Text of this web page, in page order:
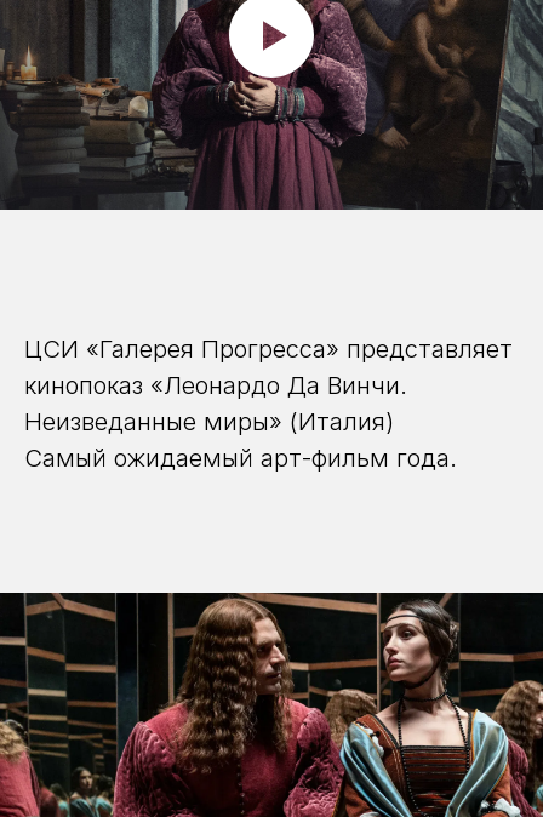
ЦСИ «Галерея Прогресса» представляет
кинопоказ «Леонардо Да Винчи.
Неизведанные миры» (Италия)
Самый ожидаемый арт-фильм года.